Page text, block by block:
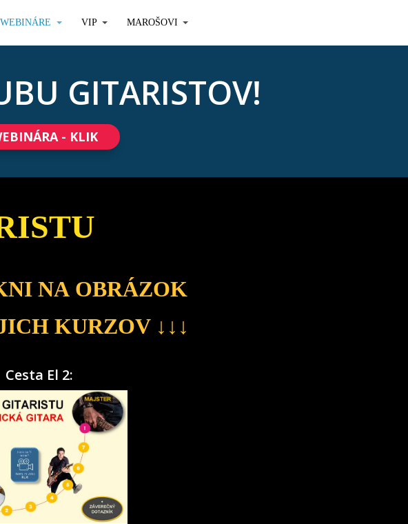
VIP MAROŠOVI
GITARISTOV!
- KLIK
NA OBRÁZOK
KURZOV ↓↓↓
Cesta El 2: